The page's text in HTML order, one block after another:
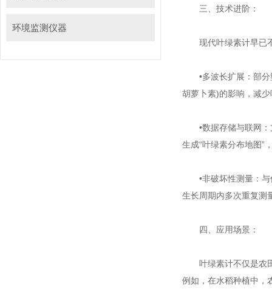
环境监测仪器
三、技术进阶：
现代叶绿素计早已不
•多波长扩展：部分
胡萝卜素)的影响，减
•数据存储与联网：
生成“叶绿素分布地图”
•非破坏性测量：与
生长周期内多次重复测
四、应用场景：
叶绿素计不仅是农田
例如，在水稻种植中，